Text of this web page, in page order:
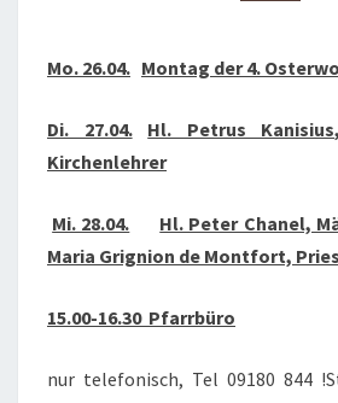
Mo. 26.04. Montag der 4.
Di. 27.04.
Hl. Petrus
Kirchenlehrer
Mi. 28.04.
Hl. Peter Chanel,
Maria Grignion de Montfort,
15.00-16.30 Pfarrbüro
nur telefonisch, Tel 09180 844